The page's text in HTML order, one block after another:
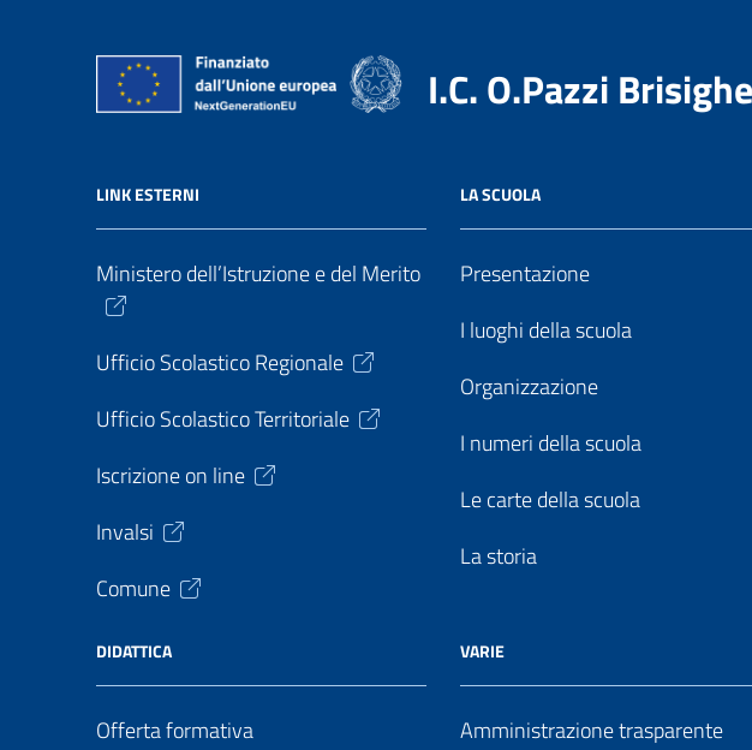
I.C. O.Pazzi
LINK ESTERNI
Ministero dell’Istruzione e del Merito
Ufficio Scolastico Regionale
Ufficio Scolastico Territoriale
Iscrizione on line
Invalsi
Comune
LA SCUOLA
Presentazione
I luoghi della scuola
Organizzazione
I numeri della scuola
Le carte della scuola
La storia
DIDATTICA
Offerta formativa
VARIE
Amministrazione trasparente